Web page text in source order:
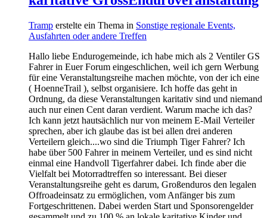
Tramp erstelte ein Thema in Sonstige regionale Events,
Ausfahrten oder andere Treffen
Hallo liebe Endurogemeinde, ich habe mich als 2 Ventiler GS
Fahrer in Euer Forum eingeschlichen, weil ich gern Werbung
für eine Veranstaltungsreihe machen möchte, von der ich eine
( HoenneTrail ), selbst organisiere. Ich hoffe das geht in
Ordnung, da diese Veranstaltungen karitativ sind und niemand
auch nur einen Cent daran verdient. Warum mache ich das?
Ich kann jetzt hautsächlich nur von meinem E-Mail Verteiler
sprechen, aber ich glaube das ist bei allen drei anderen
Verteilern gleich....wo sind die Triumph Tiger Fahrer? Ich
habe über 500 Fahrer in meinem Verteiler, und es sind nicht
einmal eine Handvoll Tigerfahrer dabei. Ich finde aber die
Vielfalt bei Motorradtreffen so interessant. Bei dieser
Veranstaltungsreihe geht es darum, Großenduros den legalen
Offroadeinsatz zu ermöglichen, vom Anfänger bis zum
Fortgeschrittenen. Dabei werden Start und Sponsorengelder